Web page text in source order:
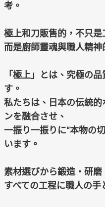
考。
極上和刀販售的，不只
而是廚師靈魂與職人精神
「極上」とは、究極の
す。
私たちは、日本の伝統
ンを融合させ、
一振り一振りに“本物の
います。
素材選びから鍛造・研磨
すべての工程に職人の手